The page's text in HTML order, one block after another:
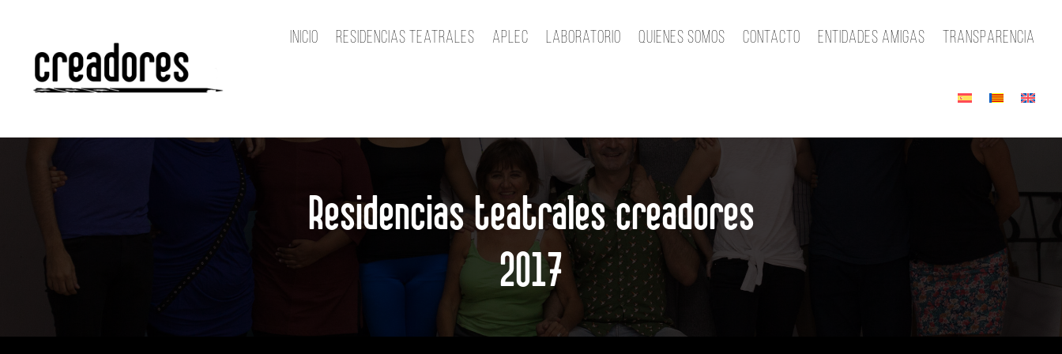
Inicio Residencias teatrales Aplec Laboratorio Quienes somos Contacto Entidades amigas Transparencia
Residencias teatrales creadores
2017